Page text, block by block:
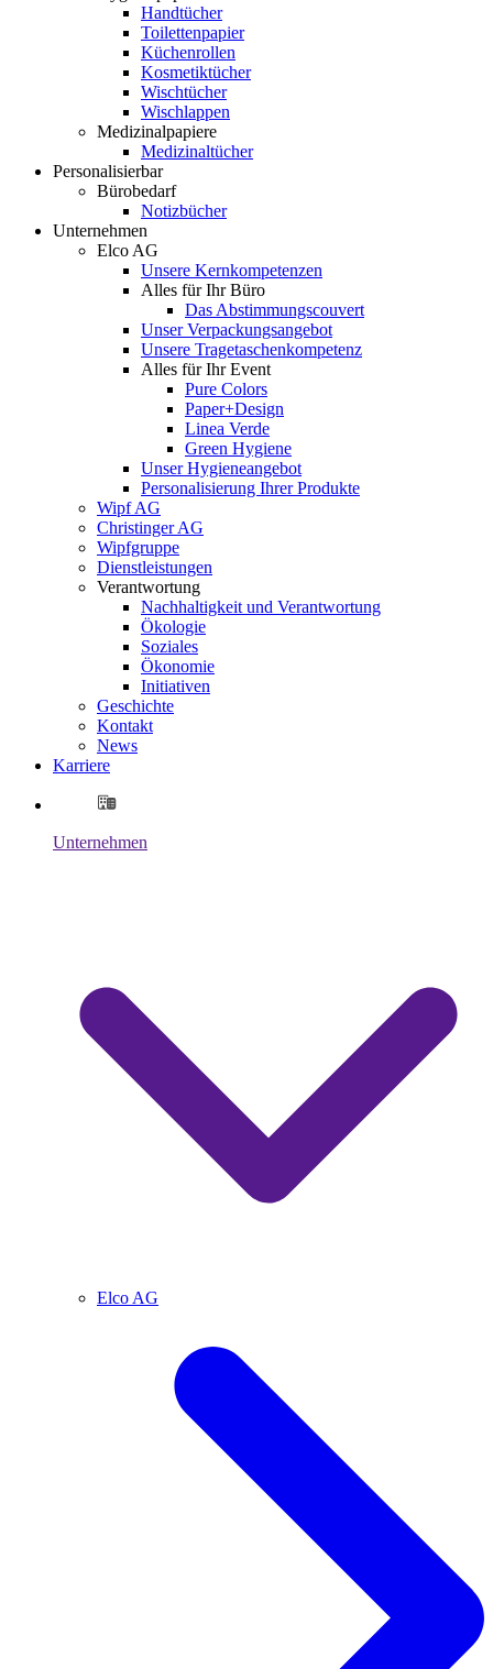
Handtücher
Toilettenpapier
Küchenrollen
Kosmetiktücher
Wischtücher
Wischlappen
Medizinalpapiere
Medizinaltücher
Personalisierbar
Bürobedarf
Notizbücher
Unternehmen
Elco AG
Unsere Kernkompetenzen
Alles für Ihr Büro
Das Abstimmungscouvert
Unser Verpackungsangebot
Unsere Tragetaschenkompetenz
Alles für Ihr Event
Pure Colors
Paper+Design
Linea Verde
Green Hygiene
Unser Hygieneangebot
Personalisierung Ihrer Produkte
Wipf AG
Christinger AG
Wipfgruppe
Dienstleistungen
Verantwortung
Nachhaltigkeit und Verantwortung
Ökologie
Soziales
Ökonomie
Initiativen
Geschichte
Kontakt
News
Karriere
Unternehmen
Elco AG